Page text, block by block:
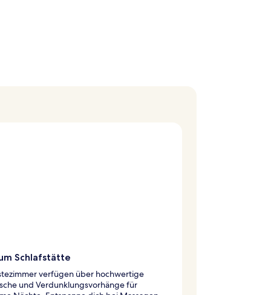
Schlafstätte
verfügen über hochwertige
und Verdunklungsvorhänge für